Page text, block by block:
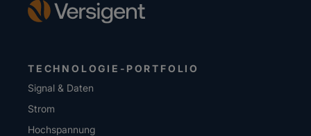
TECHNOLOGIE-PORTFOLIO
Signal & Daten
Strom
Hochspannung